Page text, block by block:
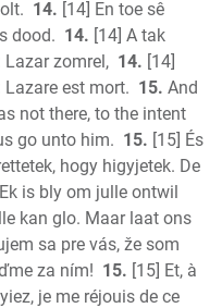
14. [14] En toe sê
dood. 14. [14] A tak
zomrel, 14. [14]
est mort. 15. And
not there, to the intent
go unto him. 15. [15] És
hogy higyjetek. De
is bly om julle ontwil
kan glo. Maar laat ons
sa pre vás, že som
za ním! 15. [15] Et, à
je me réjouis de ce